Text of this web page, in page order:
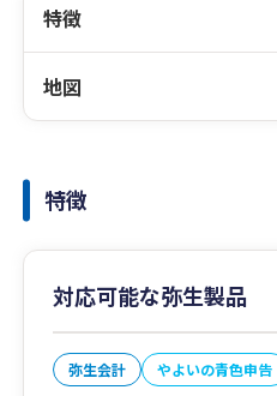
特徴
地図
特徴
対応可能な弥生製品
弥生会計 やよいの青色申告